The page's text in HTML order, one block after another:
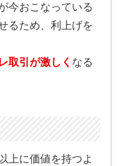
今おこなっている
るため、利上げを
取引が激しく なる
上に価値を持つよ